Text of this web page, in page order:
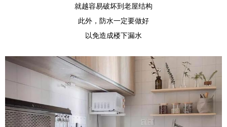
就越容易破坏到老屋结构
此外，防水一定要做好
以免造成楼下漏水